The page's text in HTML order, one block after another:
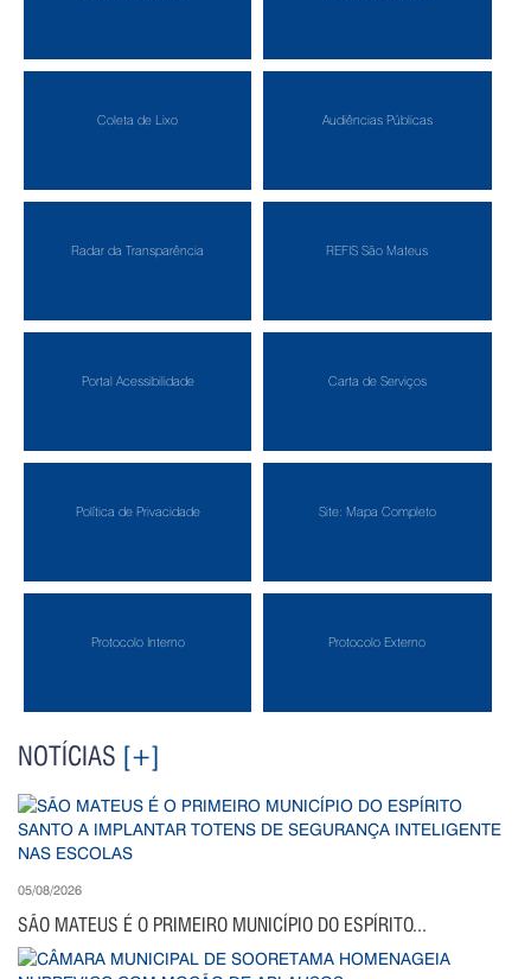
Coleta de Lixo Audiências Públicas
Radar da Transparência REFIS São Mateus
Portal Acessibilidade Carta de Serviços
Política de Privacidade Site: Mapa Completo
Protocolo Interno Protocolo Externo
NOTÍCIAS [+]
05/08/2026
SÃO MATEUS É O PRIMEIRO MUNICÍPIO DO ESPÍRITO...